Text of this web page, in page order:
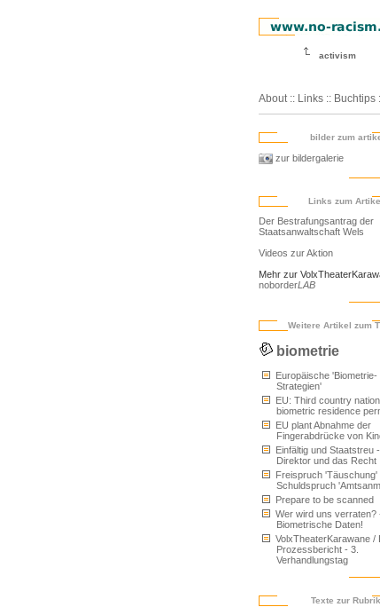
activism
About :: Links :: Buchtips
bilder zum
zur bildergalerie
Links zum
Der Bestrafungsantrag der
Staatsanwaltschaft Wels
Videos zur Aktion
Mehr zur
noborderLAB
Weitere Artikel zum
biometrie
Europäische 'Biometrie-
Strategien'
EU: Third country
biometric residence
EU plant Abnahme der
Fingerabdrücke von
Einfältig und Staatstreu
Direktor und das Recht
Freispruch 'Täuschung'
Schuldspruch
Prepare to be scanned
Wer wird uns verraten?
Biometrische Daten!
VolxTheaterKarawane /
Prozessbericht - 3.
Verhandlungstag
Texte zur